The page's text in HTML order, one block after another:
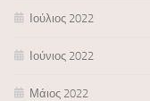
Ιούλιος 2022
Ιούνιος 2022
Μάιος 2022